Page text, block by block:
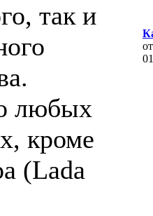
так и
любых
кроме
(Lada